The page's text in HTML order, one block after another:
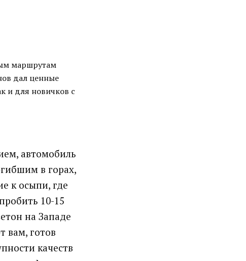
маршрутам
дал ценные
и для новичков с
автомобиль
в горах,
к осыпи, где
10-15
на Западе
вам, готов
качеств